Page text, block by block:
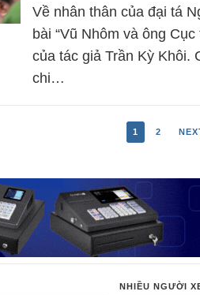
Về nhân thân của đại tá
bài “Vũ Nhôm và ông
của tác giả Trần Kỳ Khôi.
chi…
1 2
NHIỀU NGƯỜI